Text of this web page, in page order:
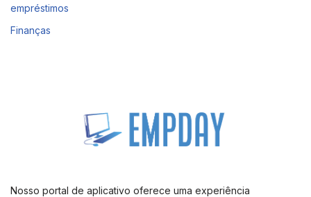
empréstimos
Finanças
Nosso portal de aplicativo oferece uma experiência